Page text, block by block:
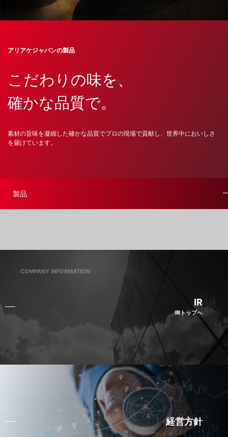
アリアケジャパンの製品
こだわりの味を、
確かな品質で。
素材の旨味を凝縮した確かな品質でプロの現場で貢献し、世界中においしさ
を届けています。
製品
COMPANY INFORMATION
IR
IRトップへ
経営方針